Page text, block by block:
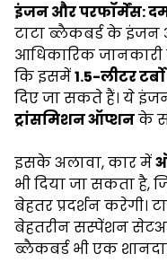
इंजन और परफॉर्मेंस:
टाटा ब्लैकबर्ड के
आधिकारिक जानकारी
कि इसमें1.5-लीटर
दिए जा सकते हैं। ये
ट्रांसमिशन ऑप्शनके
इसके अलावा, कार में
भी दिया जा सकता है,
बेहतर प्रदर्शन करेगी।
बेहतरीन सस्पेंशन
ब्लैकबर्ड भी एक